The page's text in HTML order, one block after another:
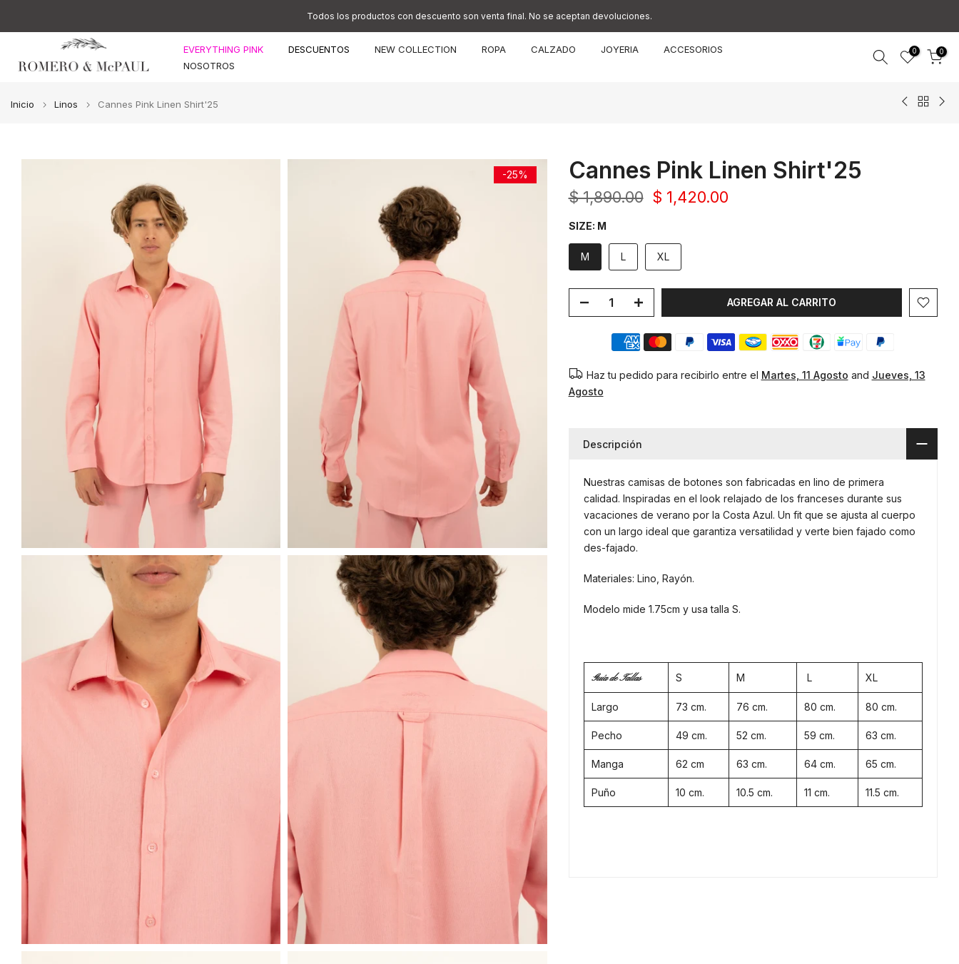
al
Todos los productos con descuento son venta final. No se aceptan devoluciones.
EVERYTHING PINK DESCUENTOS NEW COLLECTION ROPA CALZADO JOYERIA
ACCESORIOS
NOSOTROS
0 0
Inicio Linos Cannes Pink Linen Shirt'25
-25% Cannes Pink Linen Shirt'25
$ 1,890.00 $ 1,420.00
SIZE: M
M L XL
AGREGAR AL CARRITO
Haz tu pedido para recibirlo entre el Martes, 11 Agosto and Jueves, 13
Agosto
Descripción
Nuestras camisas de botones son fabricadas en lino de primera
calidad. Inspiradas en el look relajado de los franceses durante sus
vacaciones de verano por la Costa Azul. Un fit que se ajusta al cuerpo
con un largo ideal que garantiza versatilidad y verte bien fajado como
des-fajado.
Materiales: Lino, Rayón.
Modelo mide 1.75cm y usa talla S.⠀⠀⠀⠀⠀⠀⠀⠀⠀⠀⠀
Guía de Tallas S M L XL
Largo 73 cm. 76 cm. 80 cm. 80 cm.
Pecho 49 cm. 52 cm. 59 cm. 63 cm.
Manga 62 cm 63 cm. 64 cm. 65 cm.
Puño 10 cm. 10.5 cm. 11 cm. 11.5 cm.